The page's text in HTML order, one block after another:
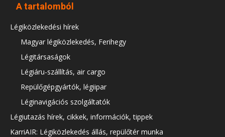
A tartalomból
Légiközlekedési hírek
Magyar légiközlekedés, Ferihegy
Légitársaságok
Légiáru-szállítás, air cargo
Repülőgépgyártók, légiipar
Léginavigációs szolgáltatók
Légiutazás hírek, cikkek, információk, tippek
KarriAIR: Légiközlekedés állás, repülőtér munka